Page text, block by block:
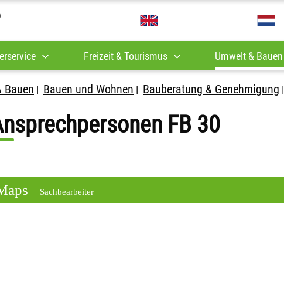
Freizeit & Tourismus Umwelt & Bauen
Bauen | Bauen und Wohnen | Bauberatung & Genehmigung |
FB 30